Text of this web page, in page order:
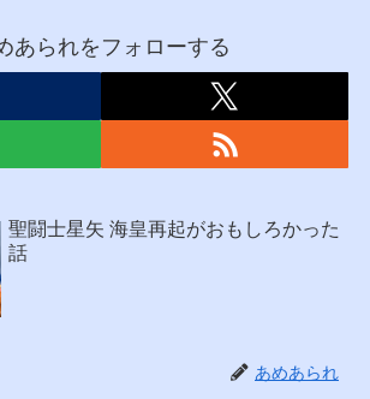
あられをフォローする
聖闘士星矢 海皇再起がおもしろかった
話
あめあられ